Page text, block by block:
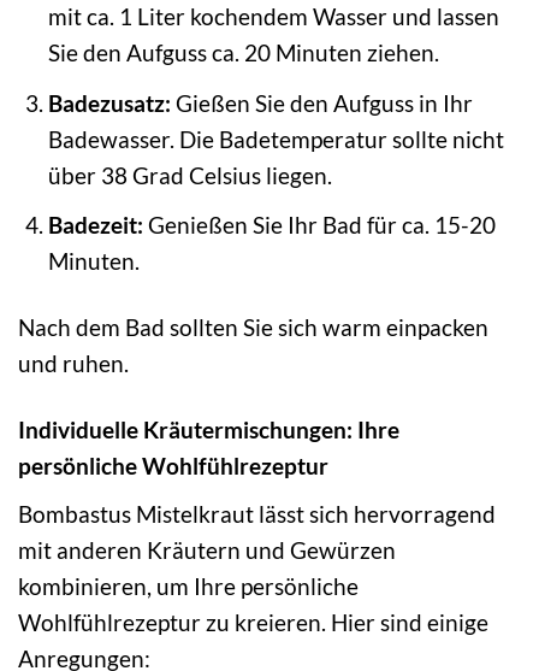
mit ca. 1 Liter kochendem Wasser und lassen
Sie den Aufguss ca. 20 Minuten ziehen.
Badezusatz: Gießen Sie den Aufguss in Ihr
Badewasser. Die Badetemperatur sollte nicht
über 38 Grad Celsius liegen.
Badezeit: Genießen Sie Ihr Bad für ca. 15-20
Minuten.
Nach dem Bad sollten Sie sich warm einpacken
und ruhen.
Individuelle Kräutermischungen: Ihre
persönliche Wohlfühlrezeptur
Bombastus Mistelkraut lässt sich hervorragend
mit anderen Kräutern und Gewürzen
kombinieren, um Ihre persönliche
Wohlfühlrezeptur zu kreieren. Hier sind einige
Anregungen: